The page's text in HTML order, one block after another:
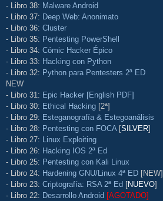
- Libro 38: Malware Android
- Libro 37: Deep Web: Anonimato
- Libro 36: Cluster
- Libro 35: Pentesting PowerShell
- Libro 34: Cómic Hacker Épico
- Libro 33: Hacking con Python
- Libro 32: Python para Pentesters 2ª ED
NEW
- Libro 31: Epic Hacker [English PDF]
- Libro 30: Ethical Hacking [2ª]
- Libro 29: Esteganografía & Estegoanálisis
- Libro 28: Pentesting con FOCA [SILVER]
- Libro 27: Linux Exploiting
- Libro 26: Hacking IOS 2ª Ed
- Libro 25: Pentesting con Kali Linux
- Libro 24: Hardening GNU/Linux 4ª ED [NEW]
- Libro 23: Criptografía: RSA 2ª Ed [NUEVO]
- Libro 22: Desarrollo Android [AGOTADO]